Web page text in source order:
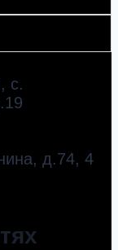
с.
д.74, 4